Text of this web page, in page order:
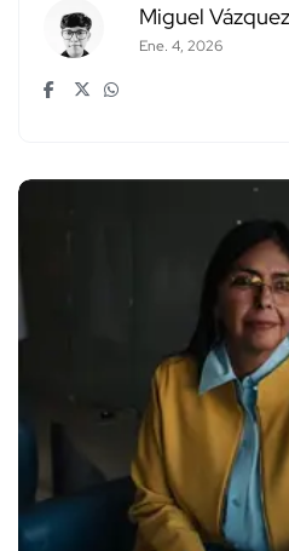
Miguel Vázquez
Ene. 4, 2026